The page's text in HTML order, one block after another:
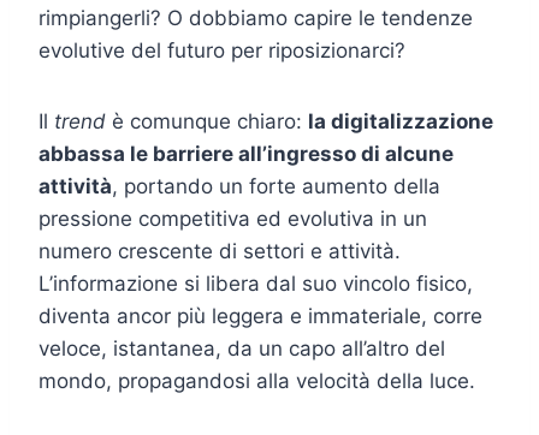
rimpiangerli? O dobbiamo capire le tendenze
evolutive del futuro per riposizionarci?
Il trend è comunque chiaro: la digitalizzazione
abbassa le barriere all’ingresso di alcune
attività, portando un forte aumento della
pressione competitiva ed evolutiva in un
numero crescente di settori e attività.
L’informazione si libera dal suo vincolo fisico,
diventa ancor più leggera e immateriale, corre
veloce, istantanea, da un capo all’altro del
mondo, propagandosi alla velocità della luce.